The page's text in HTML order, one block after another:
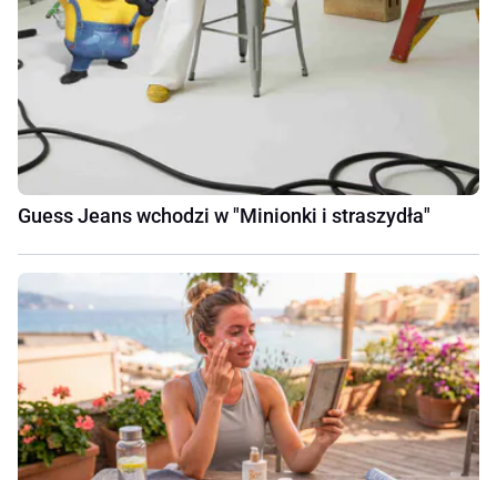
Guess Jeans wchodzi w "Minionki i straszydła"